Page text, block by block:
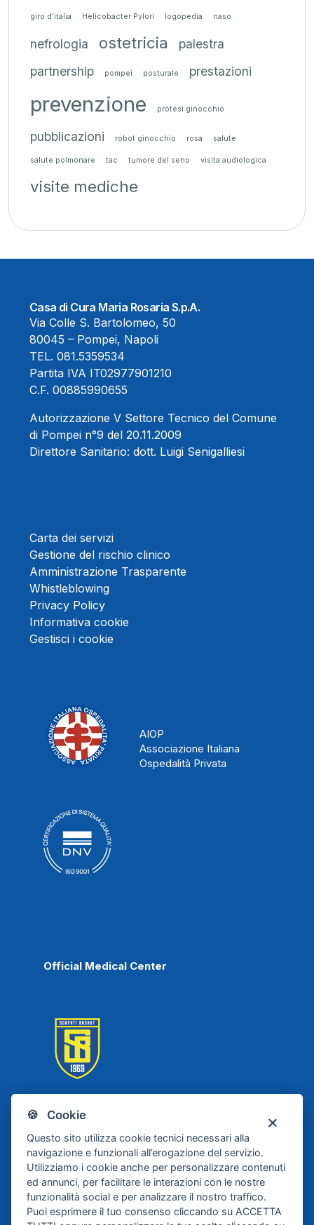
🍪 Cookie
Questo sito utilizza cookie tecnici necessari alla
navigazione e funzionali all’erogazione del servizio.
Utilizziamo i cookie anche per personalizzare contenuti
ed annunci, per facilitare le interazioni con le nostre
funzionalità social e per analizzare il nostro traffico.
Puoi esprimere il tuo consenso cliccando su ACCETTA
giro d'italia Helicobacter Pylori logopedia naso
nefrologia ostetricia
palestra
partnership
pompei posturale prestazioni
prevenzione protesi ginocchio
pubblicazioni robot ginocchio rosa salute
salute polmonare tac tumore del seno visita audiologica
visite mediche
Casa di Cura Maria Rosaria S.p.A.
Via Colle S. Bartolomeo, 50
80045 – Pompei, Napoli
TEL. 081.5359534
Partita IVA IT02977901210
C.F. 00885990655
Autorizzazione V Settore Tecnico del Comune
di Pompei n°9 del 20.11.2009
Direttore Sanitario: dott. Luigi Senigalliesi
Carta dei servizi
Gestione del rischio clinico
Amministrazione Trasparente
Whistleblowing
Privacy Policy
Informativa cookie
Gestisci i cookie
AIOP
Associazione Italiana
Ospedalità Privata
Official Medical Center
Scafati Basket